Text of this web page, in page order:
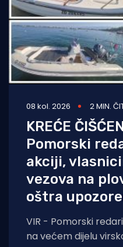
08 kol. 2026 2 MIN.
KREĆE
Pomorski
akciji,
vezova na
oštra
VIR - Pomorski
na većem dijelu